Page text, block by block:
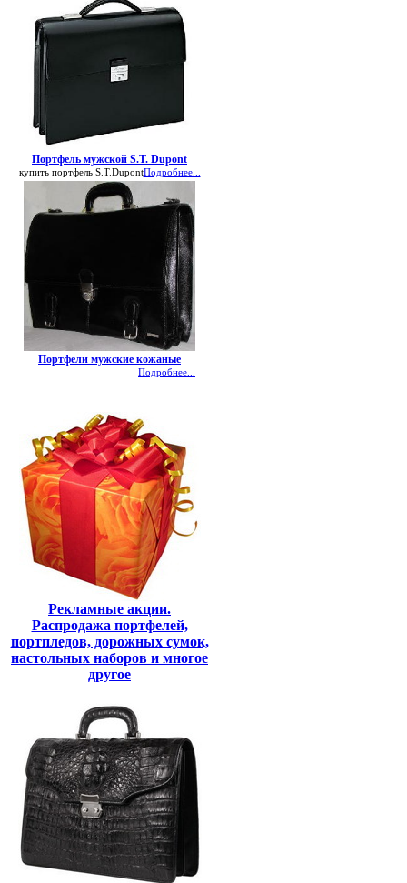
Портфель мужской S.T. Dupont
купить портфель S.T.DupontПодробнее...
Портфели мужские кожаные
Подробнее...
Рекламные акции.
Распродажа портфелей,
портпледов, дорожных сумок,
настольных наборов и многое
другое